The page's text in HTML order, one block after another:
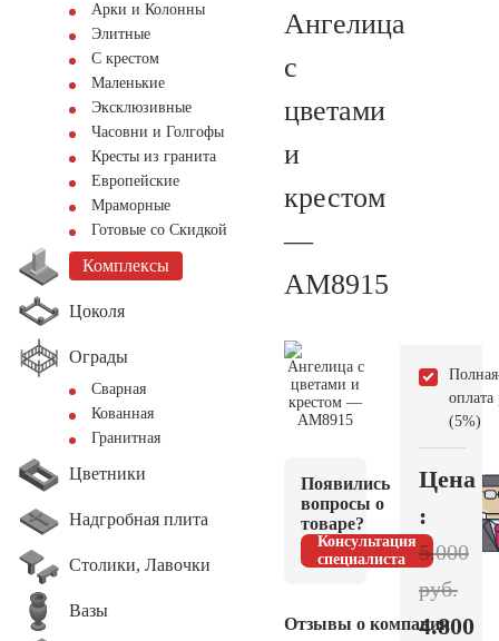
Арки и Колонны
Элитные
С крестом
Маленькие
Эксклюзивные
Часовни и Голгофы
Кресты из гранита
Европейские
Мраморные
Готовые со Скидкой
Комплексы
Цоколя
Ограды
Сварная
Кованная
Гранитная
Цветники
Надгробная плита
Столики, Лавочки
Вазы
Ангелица
с
цветами
и
крестом
—
AM8915
Появились
вопросы о
товаре?
Консультация
специалиста
Отзывы о компании
Полная
оплата
(5%)
Цена
:
5.000
руб.
4.800